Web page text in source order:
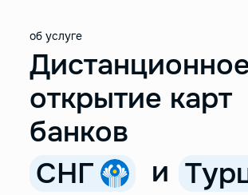
об услуге
открытие карт
банков
СНГ
и